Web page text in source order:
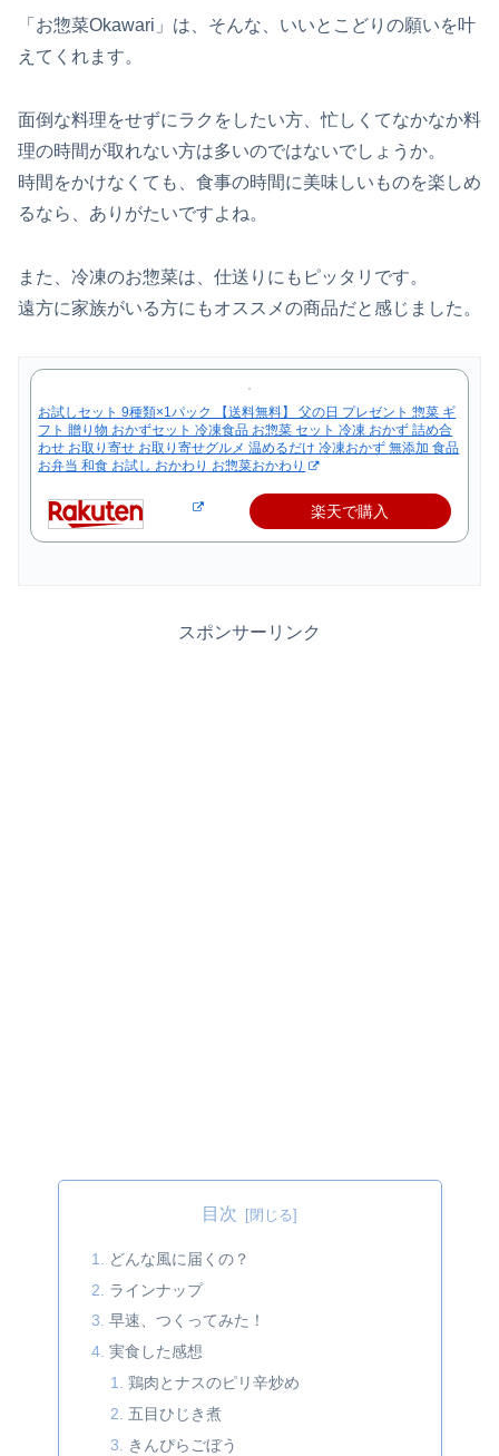
「お惣菜Okawari」は、そんな、いいとこどりの願いを叶
えてくれます。
面倒な料理をせずにラクをしたい方、忙しくてなかなか料
理の時間が取れない方は多いのではないでしょうか。
時間をかけなくても、食事の時間に美味しいものを楽しめ
るなら、ありがたいですよね。
また、冷凍のお惣菜は、仕送りにもピッタリです。
遠方に家族がいる方にもオススメの商品だと感じました。
お試しセット 9種類×1パック 【送料無料】 父の日 プレゼント 惣菜 ギ
フト 贈り物 おかずセット 冷凍食品 お惣菜 セット 冷凍 おかず 詰め合
わせ お取り寄せ お取り寄せグルメ 温めるだけ 冷凍おかず 無添加 食品
お弁当 和食 お試し おかわり お惣菜おかわり
楽天で購入
スポンサーリンク
目次
どんな風に届くの？
ラインナップ
早速、つくってみた！
実食した感想
鶏肉とナスのピリ辛炒め
五目ひじき煮
きんぴらごぼう